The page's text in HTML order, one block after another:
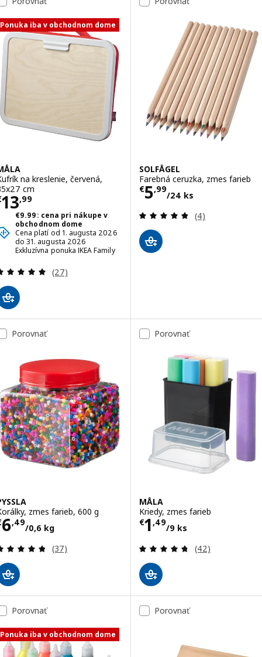
Ponuka iba v obchodnom dome
na kreslenie, červená,
cm
13,99 € 13,99
€9.99: cena pri nákupe v
obchodnom dome
Cena platí od 1. augusta 2026
do 31. augusta 2026
Exkluzívna ponuka IKEA Family
Prehľad: 5 z 5 hviezdy. Celkové hodnotenie:
(27)
SOLFÅGEL
Farebná ceruzka, zmes farieb
€5,99
/24 ks
Cena € 5,99/24
Prehľad: 4.8 z
(4)
Porovnať
zmes farieb, 600 g
6,49
/0,6 kg€ 6,49/0,6 kg
Prehľad: 4.8 z 5 hviezdy. Celkové hodnotenie:
(37)
Porovnať
MÅLA
Kriedy, zmes farieb
€1 ,49
/9 ks
Cena € 1,49/9
Prehľad: 4.7 z
(42)
Porovnať
Ponuka iba v obchodnom dome
Porovnať